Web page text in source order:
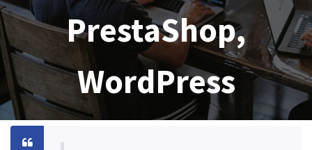
PrestaShop,
WordPress